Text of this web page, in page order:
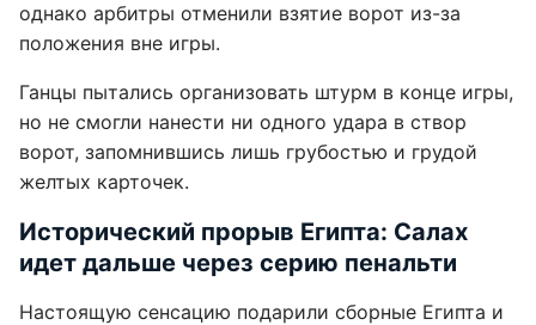
однако арбитры отменили взятие ворот из-за
положения вне игры.
Ганцы пытались организовать штурм в конце игры,
но не смогли нанести ни одного удара в створ
ворот, запомнившись лишь грубостью и грудой
желтых карточек.
Исторический прорыв Египта: Салах
идет дальше через серию пенальти
Настоящую сенсацию подарили сборные Египта и